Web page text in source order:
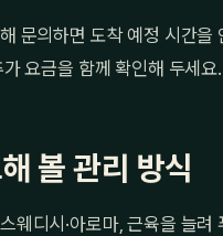
문의하면 도착 예정 시간
요금을 함께 확인해 두세요.
볼 관리 방식
웨디시·아로마, 근육을 늘